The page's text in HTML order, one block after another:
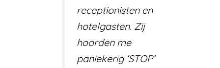
receptionisten en
hotelgasten. Zij
hoorden me
paniekerig ‘STOP’